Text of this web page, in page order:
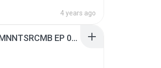
4 years ago
[Witanime.com] RKNGMNNTSRCMB EP 06 HD.mp4